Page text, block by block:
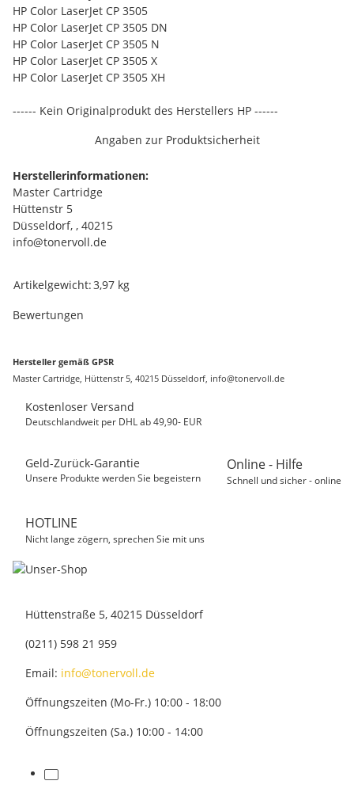
HP Color LaserJet CP 3505
HP Color LaserJet CP 3505 DN
HP Color LaserJet CP 3505 N
HP Color LaserJet CP 3505 X
HP Color LaserJet CP 3505 XH
------ Kein Originalprodukt des Herstellers HP ------
Angaben zur Produktsicherheit
Herstellerinformationen:
Master Cartridge
Hüttenstr 5
Düsseldorf, , 40215
info@tonervoll.de
Produkteigenschaft
Wert
Artikelgewicht:3,97 kg
Bewertungen
Hersteller gemäß GPSR
Master Cartridge, Hüttenstr 5, 40215 Düsseldorf, info@tonervoll.de
Kostenloser Versand
Deutschlandweit per DHL ab 49,90- EUR
Geld-Zurück-Garantie
Unsere Produkte werden Sie begeistern
Online - Hilfe
Schnell und sicher - online
HOTLINE
Nicht lange zögern, sprechen Sie mit uns
Hüttenstraße 5, 40215 Düsseldorf
(0211) 598 21 959
Email: info@tonervoll.de
Öffnungszeiten (Mo-Fr.) 10:00 - 18:00
Öffnungszeiten (Sa.) 10:00 - 14:00
facebook